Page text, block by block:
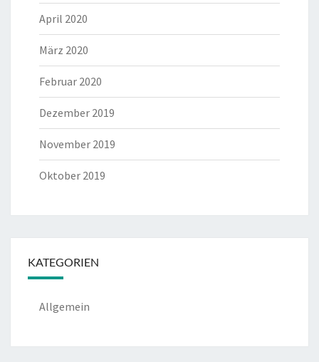
April 2020
März 2020
Februar 2020
Dezember 2019
November 2019
Oktober 2019
KATEGORIEN
Allgemein